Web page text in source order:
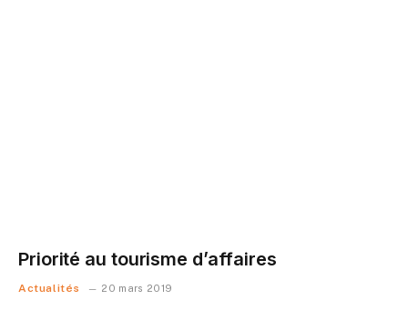
Priorité au tourisme d’affaires
Actualités 20 mars 2019